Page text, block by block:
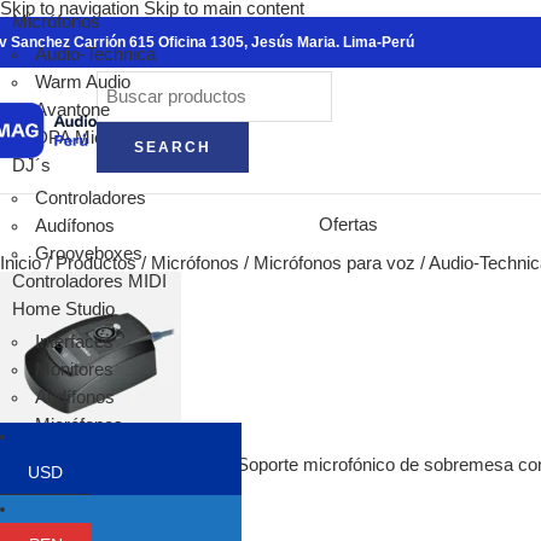
Skip to navigation Skip to main content
Sanchez Carrión 615 Oficina 1305, Jesús Maria. Lima-Perú
SEARCH
Micrófonos
Audio-Technica
Warm Audio
Avantone
DPA Microphones
DJ´s
Controladores
Audífonos
Grooveboxes
Controladores MIDI
Home Studio
Interfaces
Monitores
Audífonos
Micrófonos
Sintetizadores
Trípodes
Ofertas
Ver todo
Micrófonos
Interfaces
Focal
Inicio/ Productos/ Micrófonos / Micrófonos para voz /Audio-
Audio-Technica ATND8677a - Soporte microfónico de sobremesa
Volver a los productos
USD